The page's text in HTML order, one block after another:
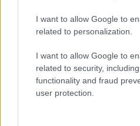
I want to allow Google to
related to personalization.
I want to allow Google to
related to security,
functionality and fraud
user protection.